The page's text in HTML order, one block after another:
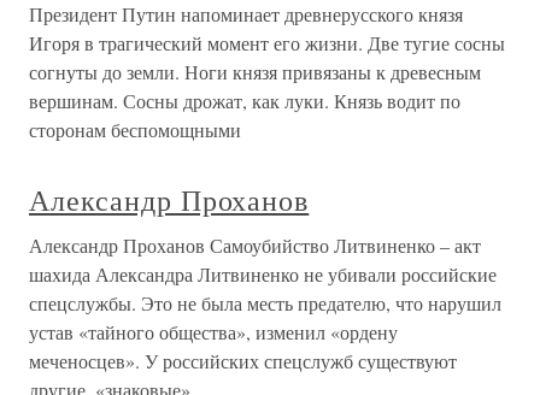
Президент Путин напоминает древнерусского князя
Игоря в трагический момент его жизни. Две тугие сосны
согнуты до земли. Ноги князя привязаны к древесным
вершинам. Сосны дрожат, как луки. Князь водит по
сторонам беспомощными
Александр Проханов
Александр Проханов Самоубийство Литвиненко – акт
шахида Александра Литвиненко не убивали российские
спецслужбы. Это не была месть предателю, что нарушил
устав «тайного общества», изменил «ордену
меченосцев». У российских спецслужб существуют